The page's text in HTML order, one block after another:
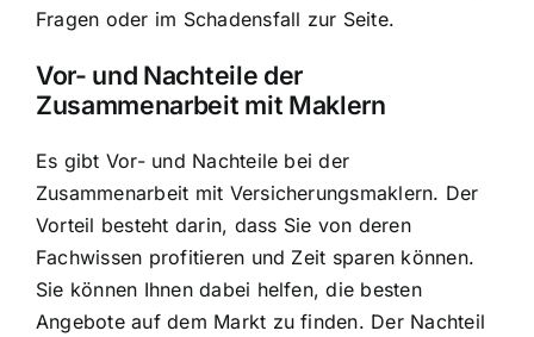
Fragen oder im Schadensfall zur Seite.
Vor- und Nachteile der
Zusammenarbeit mit Maklern
Es gibt Vor- und Nachteile bei der
Zusammenarbeit mit Versicherungsmaklern. Der
Vorteil besteht darin, dass Sie von deren
Fachwissen profitieren und Zeit sparen können.
Sie können Ihnen dabei helfen, die besten
Angebote auf dem Markt zu finden. Der Nachteil